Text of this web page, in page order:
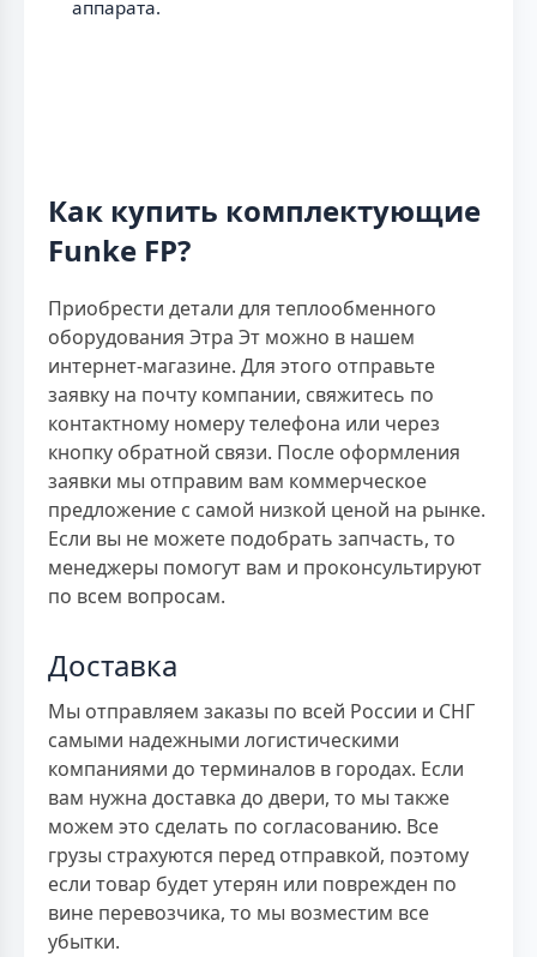
аппарата.
Как купить комплектующие
Funke FP?
Приобрести детали для теплообменного
оборудования Этра Эт можно в нашем
интернет-магазине. Для этого отправьте
заявку на почту компании, свяжитесь по
контактному номеру телефона или через
кнопку обратной связи. После оформления
заявки мы отправим вам коммерческое
предложение с самой низкой ценой на рынке.
Если вы не можете подобрать запчасть, то
менеджеры помогут вам и проконсультируют
по всем вопросам.
Доставка
Мы отправляем заказы по всей России и СНГ
самыми надежными логистическими
компаниями до терминалов в городах. Если
вам нужна доставка до двери, то мы также
можем это сделать по согласованию. Все
грузы страхуются перед отправкой, поэтому
если товар будет утерян или поврежден по
вине перевозчика, то мы возместим все
убытки.